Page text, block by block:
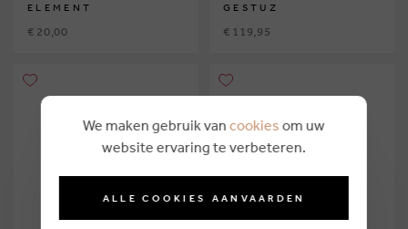
ELEMENT
€ 20,00
GESTUZ
€ 119,95
We maken gebruik van cookies om uw
website ervaring te verbeteren.
ALLE COOKIES AANVAARDEN